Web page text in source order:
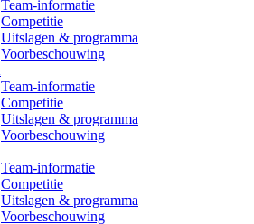
Team-informatie
Competitie
Uitslagen & programma
Voorbeschouwing
Team-informatie
Competitie
Uitslagen & programma
Voorbeschouwing
Team-informatie
Competitie
Uitslagen & programma
Voorbeschouwing